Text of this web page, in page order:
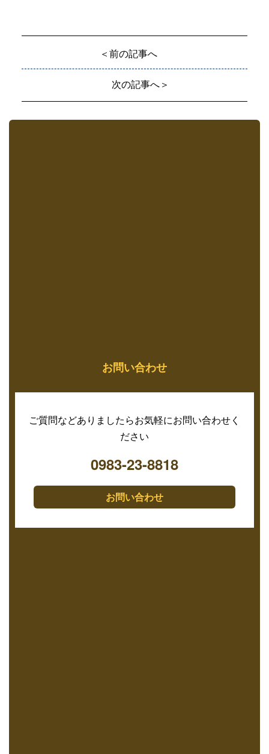
＜前の記事へ
次の記事へ＞
お問い合わせ
ご質問などありましたらお気軽にお問い合わせく
ださい
0983-23-8818
お問い合わせ